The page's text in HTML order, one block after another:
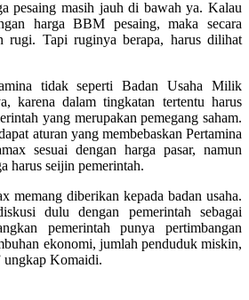
pesaing masih jauh di bawah ya. Kalau
harga BBM pesaing, maka secara
rugi. Tapi ruginya berapa, harus dilihat
tidak seperti Badan Usaha Milik
karena dalam tingkatan tertentu harus
yang merupakan pemegang saham.
aturan yang membebaskan Pertamina
sesuai dengan harga pasar, namun
harus seijin pemerintah.
memang diberikan kepada badan usaha.
dulu dengan pemerintah sebagai
pemerintah punya pertimbangan
ekonomi, jumlah penduduk miskin,
ungkap Komaidi.